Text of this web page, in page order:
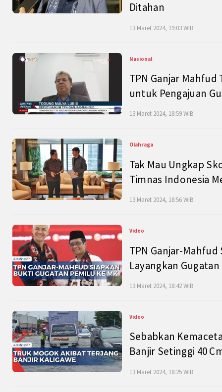
Ditahan
13 Maret 2024, 19:03 WIB
Nasional
TPN Ganjar
untuk Pengajuan
13 Maret 2024, 18:59 WIB
Olahraga
Tak Mau Ungkap
Timnas Indonesia
13 Maret 2024, 18:56 WIB
Video
TPN Ganjar-
Layangkan
13 Maret 2024, 18:42 WIB
Video
Sebabkan
Banjir Setinggi 40
13 Maret 2024, 18:25 WIB